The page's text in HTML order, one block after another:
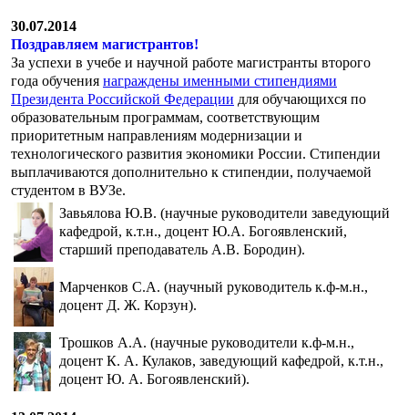
30.07.2014
Поздравляем магистрантов!
За успехи в учебе и научной работе магистранты второго
года обучения награждены именными стипендиями
Президента Российской Федерации для обучающихся по
образовательным программам, соответствующим
приоритетным направлениям модернизации и
технологического развития экономики России. Стипендии
выплачиваются дополнительно к стипендии, получаемой
студентом в ВУЗе.
Завьялова Ю.В. (научные руководители заведующий
кафедрой, к.т.н., доцент Ю.А. Богоявленский,
старший преподаватель А.В. Бородин).
Марченков С.А. (научный руководитель к.ф-м.н.,
доцент Д. Ж. Корзун).
Трошков А.А. (научные руководители к.ф-м.н.,
доцент К. А. Кулаков, заведующий кафедрой, к.т.н.,
доцент Ю. А. Богоявленский).